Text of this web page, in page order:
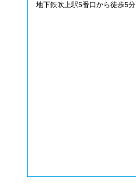
地下鉄吹上駅5番口から徒歩5分